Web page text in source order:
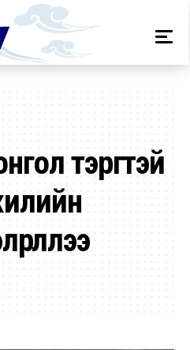
тэргүүтэй